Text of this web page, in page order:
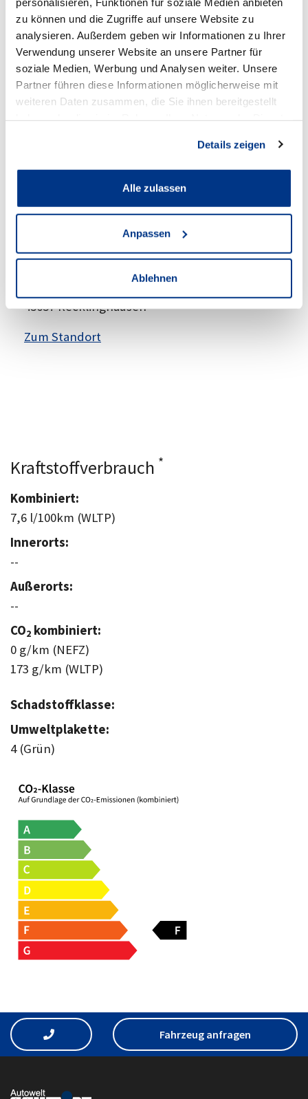
zu können und die Zugriffe auf unsere Website zu
analysieren. Außerdem geben wir Informationen zu Ihrer
Verwendung unserer Website an unsere Partner für
soziale Medien, Werbung und Analysen weiter. Unsere
Partner führen diese Informationen möglicherweise mit
weiteren Daten zusammen, die Sie ihnen bereitgestellt
Details zeigen
Alle zulassen
Anpassen
Ablehnen
Standort
Audi Recklinghausen
Anschrift
Hubertusstraße 32-34
45657 Recklinghausen
Zum Standort
Kraftstoffverbrauch *
Kombiniert:
7,6 l/100km (WLTP)
Innerorts:
--
Außerorts:
--
CO2 kombiniert:
0 g/km (NEFZ)
173 g/km (WLTP)
Schadstoffklasse:
Umweltplakette:
4 (Grün)
Fahrzeug anfragen